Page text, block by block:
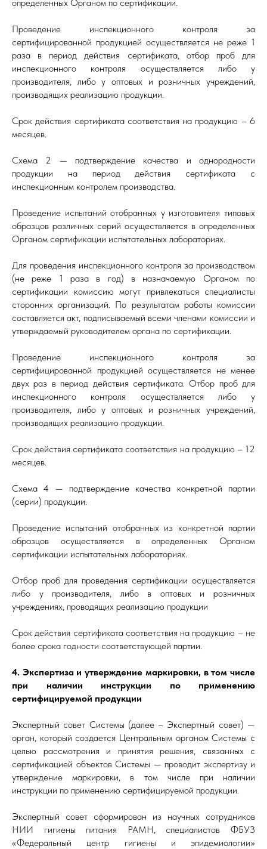
определенных Органом по сертификации.
Проведение инспекционного контроля за
сертифицированной продукцией осуществляется не реже 1
раза в период действия сертификата, отбор проб для
инспекционного контроля осуществляется либо у
производителя, либо у оптовых и розничных учреждений,
производящих реализацию продукции.
Срок действия сертификата соответствия на продукцию – 6
месяцев.
Схема 2 — подтверждение качества и однородности
продукции на период действия сертификата с
инспекционным контролем производства.
Проведение испытаний отобранных у изготовителя типовых
образцов различных серий осуществляется в определенных
Органом сертификации испытательных лабораториях.
Для проведения инспекционного контроля за производством
(не реже 1 раза в год) в назначаемую Органом по
сертификации комиссию могут привлекаться специалисты
сторонних организаций. По результатам работы комиссии
составляется акт, подписываемый всеми членами комиссии и
утверждаемый руководителем органа по сертификации.
Проведение инспекционного контроля за
сертифицированной продукцией осуществляется не менее
двух раз в период действия сертификата. Отбор проб для
инспекционного контроля осуществляется либо у
производителя, либо у оптовых и розничных учреждений,
производящих реализацию продукции.
Срок действия сертификата соответствия на продукцию – 12
месяцев.
Схема 4 — подтверждение качества конкретной партии
(серии) продукции.
Проведение испытаний отобранных из конкретной партии
образцов осуществляется в определенных Органом
сертификации испытательных лабораториях.
Отбор проб для проведения сертификации осуществляется
либо у производителя, либо в оптовых и розничных
учреждениях, проводящих реализацию продукции
Срок действия сертификата соответствия на продукцию – не
более срока годности соответствующей партии.
4. Экспертиза и утверждение маркировки, в том числе
при наличии инструкции по применению
сертифицируемой продукции
Экспертный совет Системы (далее – Экспертный совет) —
орган, который создается Центральным органом Системы с
целью рассмотрения и принятия решения, связанных с
сертификацией объектов Системы — проводит экспертизу и
утверждение маркировки, в том числе при наличии
инструкции по применению сертифицируемой продукции.
Экспертный совет сформирован из научных сотрудников
НИИ гигиены питания РАМН, специалистов ФБУЗ
«Федеральный центр гигиены и эпидемиологии»